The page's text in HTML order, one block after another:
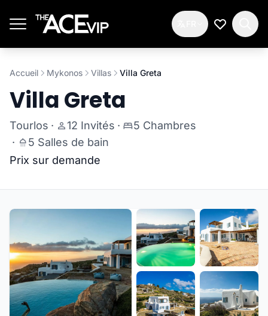
Ma Liste
Accueil Mykonos Villas Villa Greta
Villa Greta
Tourlos · 12 Invités ·
5 Chambres
·
5 Salles de bain
Prix sur demande